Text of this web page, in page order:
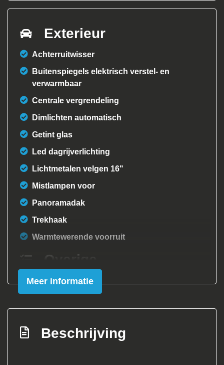
Exterieur
Achterruitwisser
Buitenspiegels elektrisch verstel- en
verwarmbaar
Centrale vergrendeling
Dimlichten automatisch
Getint glas
Led dagrijverlichting
Lichtmetalen velgen 16"
Mistlampen voor
Panoramadak
Trekhaak
Warmtewerende voorruit
Overige
Anti blokkeer systeem
Bluetooth
Meer informatie
Beschrijving